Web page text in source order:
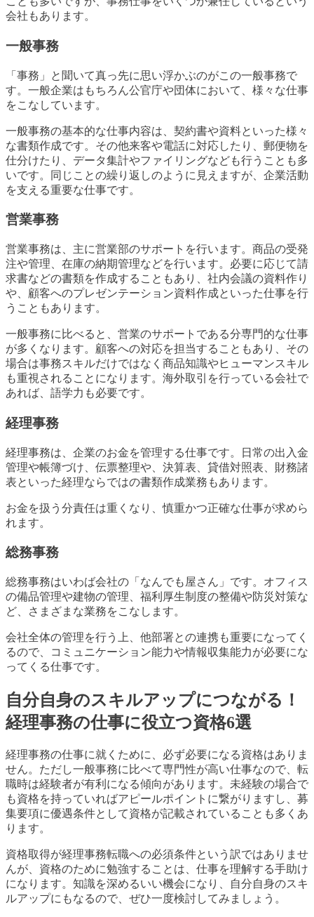
会社もあります。
一般事務
「事務」と聞いて真っ先に思い浮かぶのがこの一般事務で
す。一般企業はもちろん公官庁や団体において、様々な仕事
をこなしています。
一般事務の基本的な仕事内容は、契約書や資料といった様々
な書類作成です。その他来客や電話に対応したり、郵便物を
仕分けたり、データ集計やファイリングなども行うことも多
いです。同じことの繰り返しのように見えますが、企業活動
を支える重要な仕事です。
営業事務
営業事務は、主に営業部のサポートを行います。商品の受発
注や管理、在庫の納期管理などを行います。必要に応じて請
求書などの書類を作成することもあり、社内会議の資料作り
や、顧客へのプレゼンテーション資料作成といった仕事を行
うこともあります。
一般事務に比べると、営業のサポートである分専門的な仕事
が多くなります。顧客への対応を担当することもあり、その
場合は事務スキルだけではなく商品知識やヒューマンスキル
も重視されることになります。海外取引を行っている会社で
あれば、語学力も必要です。
経理事務
経理事務は、企業のお金を管理する仕事です。日常の出入金
管理や帳簿づけ、伝票整理や、決算表、貸借対照表、財務諸
表といった経理ならではの書類作成業務もあります。
お金を扱う分責任は重くなり、慎重かつ正確な仕事が求めら
れます。
総務事務
総務事務はいわば会社の「なんでも屋さん」です。オフィス
の備品管理や建物の管理、福利厚生制度の整備や防災対策な
ど、さまざまな業務をこなします。
会社全体の管理を行う上、他部署との連携も重要になってく
るので、コミュニケーション能力や情報収集能力が必要にな
ってくる仕事です。
自分自身のスキルアップにつながる！
経理事務の仕事に役立つ資格6選
経理事務の仕事に就くために、必ず必要になる資格はありま
せん。ただし一般事務に比べて専門性が高い仕事なので、転
職時は経験者が有利になる傾向があります。未経験の場合で
も資格を持っていればアピールポイントに繋がりますし、募
集要項に優遇条件として資格が記載されていることも多くあ
ります。
資格取得が経理事務転職への必須条件という訳ではありませ
んが、資格のために勉強することは、仕事を理解する手助け
になります。知識を深めるいい機会になり、自分自身のスキ
ルアップにもなるので、ぜひ一度検討してみましょう。